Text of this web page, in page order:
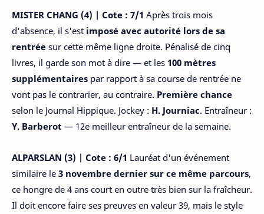
MISTER CHANG (4) | Cote : 7/1 Après trois mois
d'absence, il s'est imposé avec autorité lors de sa
rentrée sur cette même ligne droite. Pénalisé de cinq
livres, il garde son mot à dire — et les 100 mètres
supplémentaires par rapport à sa course de rentrée ne
vont pas le contrarier, au contraire. Première chance
selon le Journal Hippique. Jockey : H. Journiac. Entraîneur :
Y. Barberot — 12e meilleur entraîneur de la semaine.
ALPARSLAN (3) | Cote : 6/1 Lauréat d'un événement
similaire le 3 novembre dernier sur ce même parcours,
ce hongre de 4 ans court en outre très bien sur la fraîcheur.
Il doit encore faire ses preuves en valeur 39, mais le style